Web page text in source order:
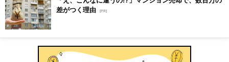
差がつく理由 [PR]